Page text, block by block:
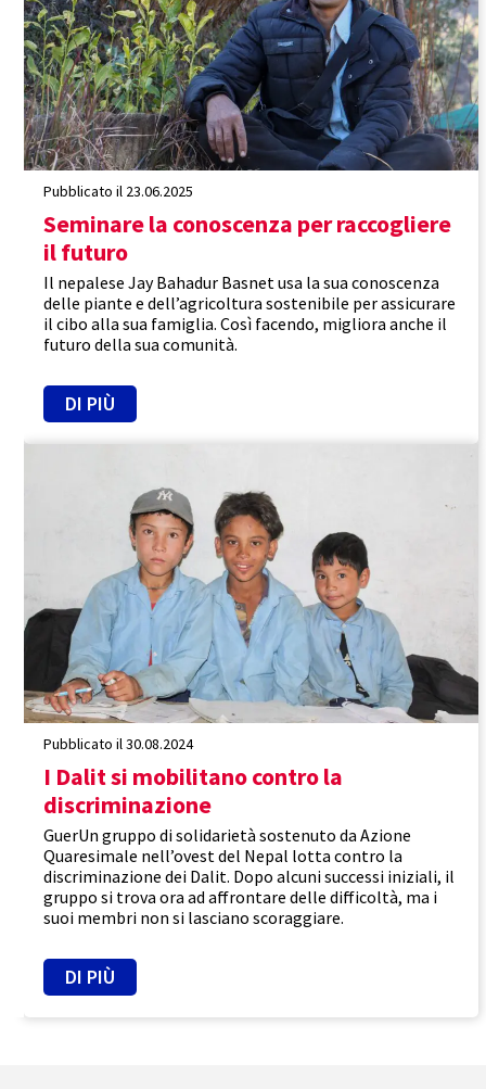
Pubblicato il 23.06.2025
Seminare la conoscenza per raccogliere
il futuro
Il nepalese Jay Bahadur Basnet usa la sua conoscenza
delle piante e dell’agricoltura sostenibile per assicurare
il cibo alla sua famiglia. Così facendo, migliora anche il
futuro della sua comunità.
DI PIÙ
Promuovere l'uguaglianza
Rafforzamento
Pubblicato il 30.08.2024
I Dalit si mobilitano contro la
discriminazione
GuerUn gruppo di solidarietà sostenuto da Azione
Quaresimale nell’ovest del Nepal lotta contro la
discriminazione dei Dalit. Dopo alcuni successi iniziali, il
gruppo si trova ora ad affrontare delle difficoltà, ma i
suoi membri non si lasciano scoraggiare.
DI PIÙ